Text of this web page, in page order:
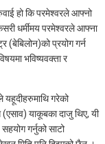
हो कि परमेश्‍वरले आफ्नो
धर्मीमय परमेश्‍वरले आफ्ना
(बेबिलोन)को प्रयोग गर्न
भविष्यवक्ता र
गरेको
(एसाव) याकूबका दाजु थिए, यी
गर्नुको साटो